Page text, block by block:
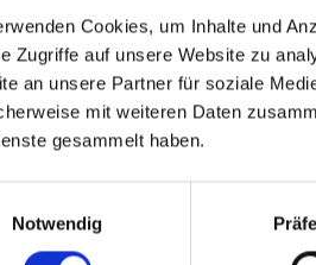
Cookies, um Inhalte und
Zugriffe auf unsere Website zu
an unsere Partner für soziale
mit weiteren Daten
gesammelt haben.
Notwendig
Formalitäten
zahlreiche behördliche
Versicherungen und
die finanziellen